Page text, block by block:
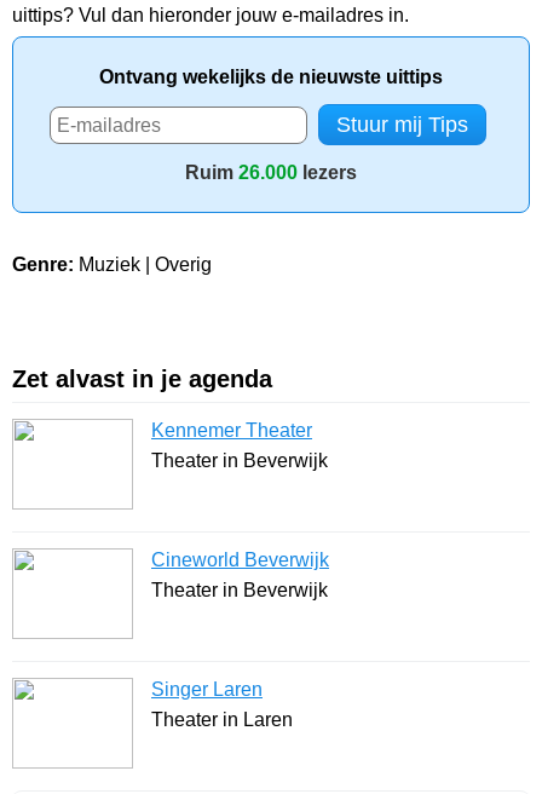
uittips? Vul dan hieronder jouw e-mailadres in.
Ontvang wekelijks de nieuwste uittips
Ruim 26.000 lezers
Genre: Muziek | Overig
Zet alvast in je agenda
Kennemer Theater
Theater in Beverwijk
Cineworld Beverwijk
Theater in Beverwijk
Singer Laren
Theater in Laren